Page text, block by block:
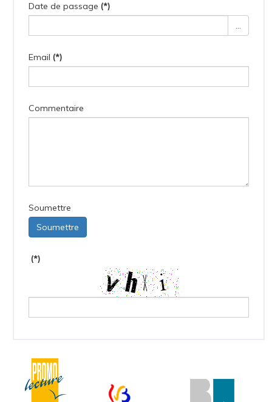
Date de passage (*)
Email (*)
Commentaire
Soumettre
Soumettre
(*)